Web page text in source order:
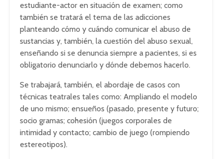
estudiante-actor en situación de examen; como
también se tratará el tema de las adicciones
planteando cómo y cuándo comunicar el abuso de
sustancias y, también, la cuestión del abuso sexual,
enseñando si se denuncia siempre a pacientes, si es
obligatorio denunciarlo y dónde debemos hacerlo.
Se trabajará, también, el abordaje de casos con
técnicas teatrales tales como: Ampliando el modelo
de uno mismo; ensueños (pasado, presente y futuro;
socio gramas; cohesión (juegos corporales de
intimidad y contacto; cambio de juego (rompiendo
estereotipos).